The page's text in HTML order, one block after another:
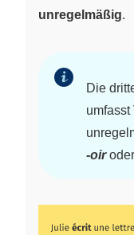
unregelmäßig.
Die
umfasst
-oiroder